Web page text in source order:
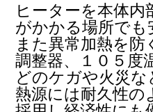
ヒーターを本体
がかかる場所で
また異常加熱を防
調整器、１０５度
どのケガや火災
熱源には耐久性